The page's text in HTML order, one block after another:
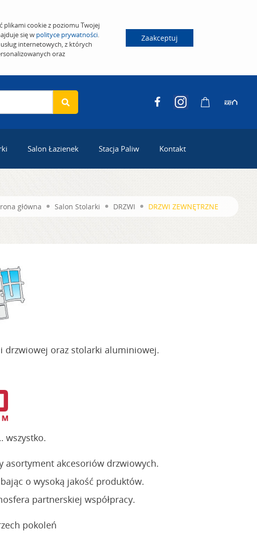
plikami cookie z poziomu Twojej
się w polityce prywatności.
internetowych, z których
oraz
Zaakceptuj
Salon Łazienek Stacja Paliw Kontakt
główna Salon Stolarki DRZWI DRZWI ZEWNĘTRZNE
drzwiowej oraz stolarki aluminiowej.
wszystko.
asortyment akcesoriów drzwiowych.
o wysoką jakość produktów.
partnerskiej współpracy.
pokoleń